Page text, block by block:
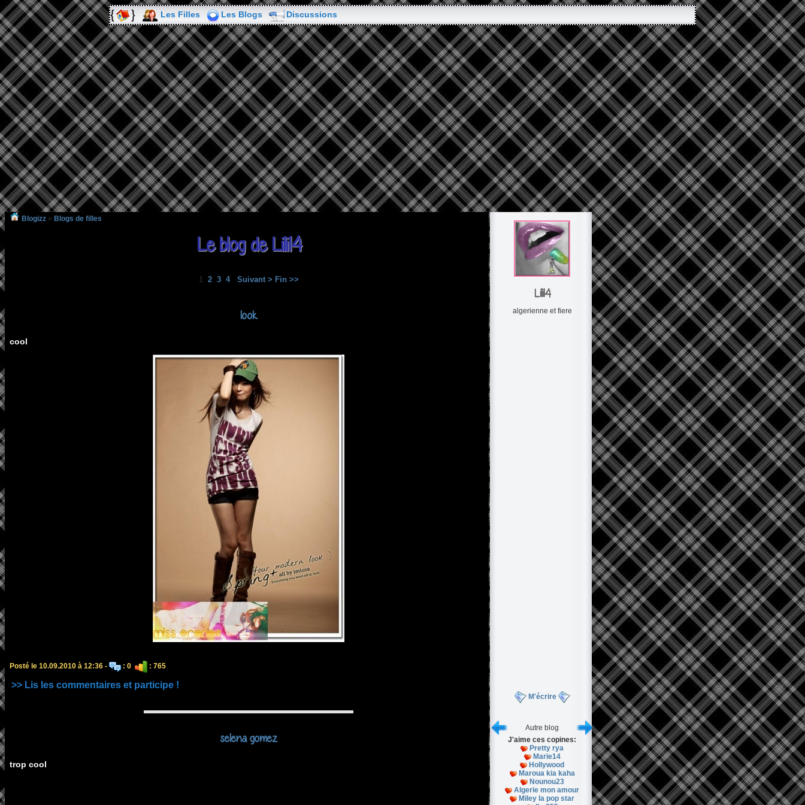
Les Filles Les Blogs Discussions
Blogizz » Blogs de filles
Le blog de Lili14
1 2 3 4 Suivant > Fin >>
look
cool
Posté le 10.09.2010 à 12:36 - : 0 : 765
>> Lis les commentaires et participe !
selena gomez
trop cool
Lili14
algerienne et fiere
M'écrire
Autre blog
J'aime ces copines:
Pretty rya
Marie14
Hollywood
Maroua kia kaha
Nounou23
Algerie mon amour
Miley la pop star